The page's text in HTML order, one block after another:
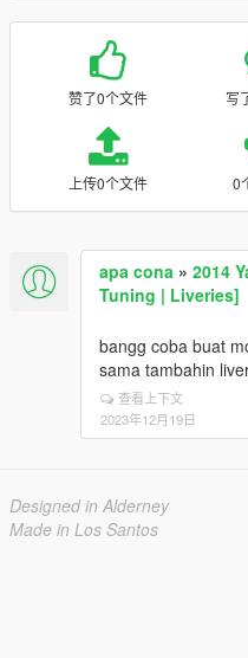
赞了0个文件 写
上传0个文件 0
apa cona » 2014
Tuning | Liveries]
bangg coba buat
sama tambahin
查看上下文
2023年12月19日
Designed in Alderney
Made in Los Santos